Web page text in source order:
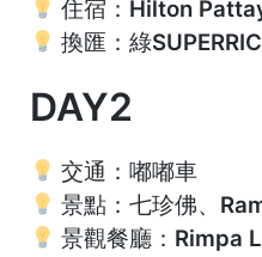
住宿：Hilton
換匯：綠
DAY2
交通：嘟嘟車
景點：七珍佛、
景觀餐廳：Rimpa